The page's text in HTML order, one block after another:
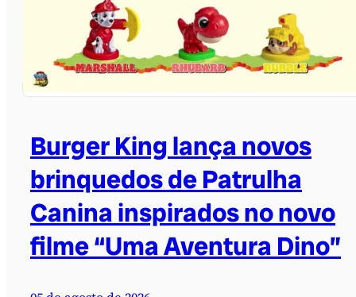
Burger King lança novos
brinquedos de Patrulha
Canina inspirados no novo
filme “Uma Aventura Dino”